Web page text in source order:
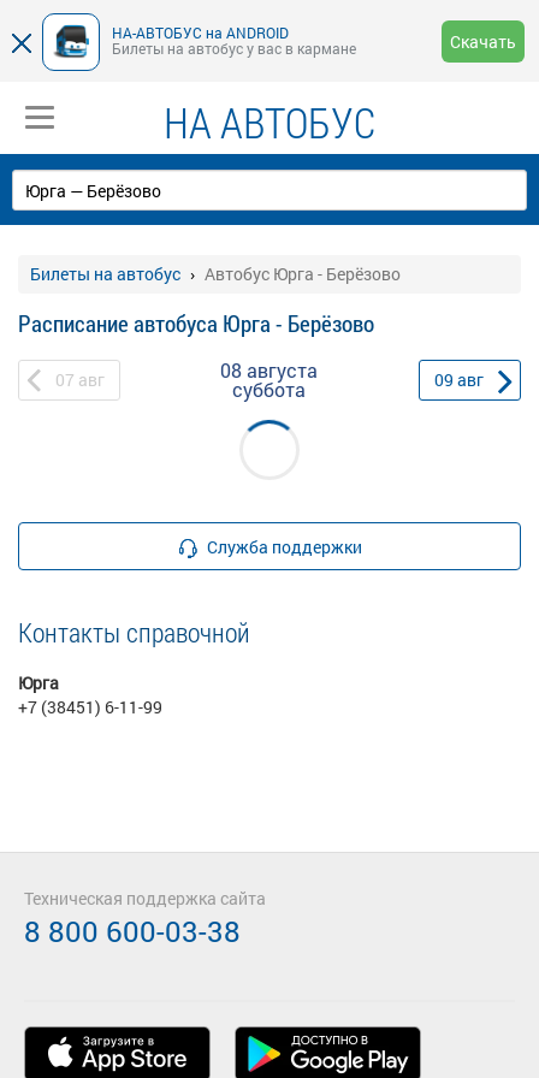
НА-АВТОБУС на ANDROID
Билеты на автобус у вас в кармане
Скачать
НА АВТОБУС
Билеты на автобус Автобус Юрга - Берёзово
Расписание автобуса Юрга - Берёзово
07 авг 08 августа
суббота 09 авг
Служба поддержки
Контакты справочной
Юрга
+7 (38451) 6-11-99
Техническая поддержка сайта
8 800 600-03-38